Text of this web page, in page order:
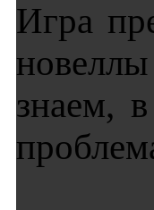
Игра
знаем,